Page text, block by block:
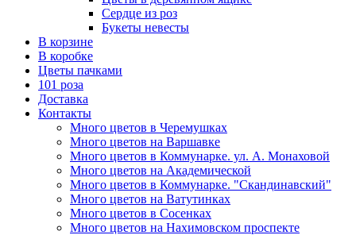
Сердце из роз
Букеты невесты
В корзине
В коробке
Цветы пачками
101 роза
Доставка
Контакты
Много цветов в Черемушках
Много цветов на Варшавке
Много цветов в Коммунарке. ул. А. Монаховой
Много цветов на Академической
Много цветов в Коммунарке. "Скандинавский"
Много цветов на Ватутинках
Много цветов в Сосенках
Много цветов на Нахимовском проспекте